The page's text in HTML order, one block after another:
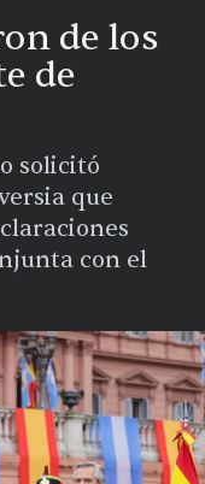
de los
de
solicitó
que
con el